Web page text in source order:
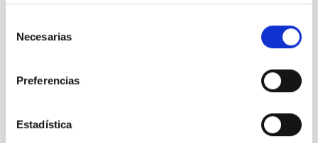
Necesarias
Preferencias
Estadística